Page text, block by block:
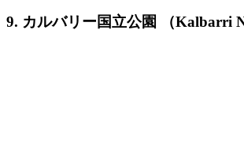
9. カルバリー国立公園 （Kalbarri